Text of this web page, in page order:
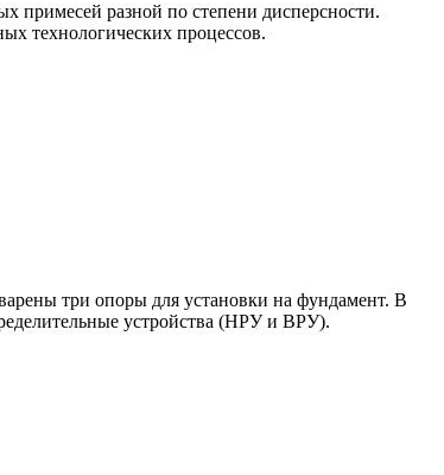
примесей разной по степени дисперсности.
технологических процессов.
три опоры для установки на фундамент. В
устройства (НРУ и ВРУ).